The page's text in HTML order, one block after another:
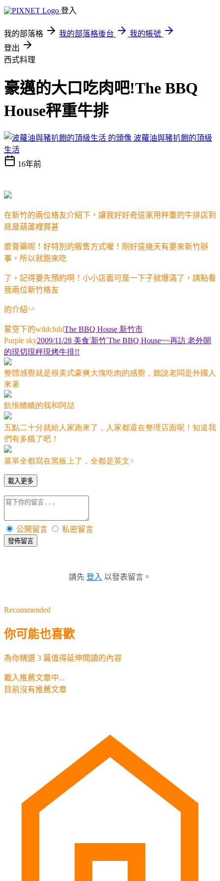
登入
我的部落格 我的部落格後台
我的帳號
登出
西式料理
豪邁的大口吃肉吧!The BBQ
House秤重牛排
波蘿油與豬扒飽的頂級
生活
16年前
在新竹的兩位格友介紹下，讓我好好奇這家用秤重的牛排店到
底是葫蘆裡買甚
麼膏藥呢！好特別的販售方式喔！剛好這幾天有要來新竹辦
事，所以就跑來吃
了，記得要先預約啊！小小店面可是一下子就爆滿了，請點看
我兩位新竹格友
的介紹^^
星空下的wildchildThe BBQ House 新竹市
Purple sky2009/11/28 美食˙新竹˙The BBQ House~~再訪老外開
的現切現秤現烤牛排!!
整體感覺就是很美式豪爽大塊吃肉的感覺，聽說老闆是外國人
來著
飢悵轆轆的我和阿喆
五點二十分就給人家跑來了，人家都還在整理店面呢！知道我
們有多餓了吧！
菜單全都寫在黑板上了，全都是英文>
載入更多
公開留言 私密留言
發佈留言
請先 登入 以發表留言。
Recommended
你可能也喜歡
為你精選 3 篇值得延伸閱讀的內容
載入推薦文章中...
目前沒有推薦文章